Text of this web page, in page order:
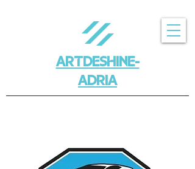
ARTDESHINE-
ADRIA